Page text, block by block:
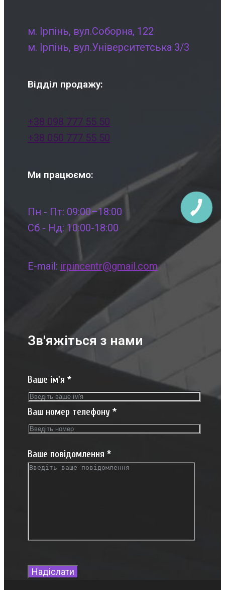
м. Ірпінь, вул.Соборна, 122
м. Ірпінь, вул.Університетська 3/3
Відділ продажу:
+38 098 777 55 50
+38 050 777 55 50
Ми працюємо:
Пн - Пт: 09:00–18:00
Сб - Нд: 10:00-18:00
E-mail: irpincentr@gmail.com
Зв'яжіться з нами
Ваше ім'я *
Ваш номер телефону *
Ваше повідомлення *